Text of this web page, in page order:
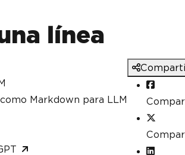
línea
Markdown para LLM